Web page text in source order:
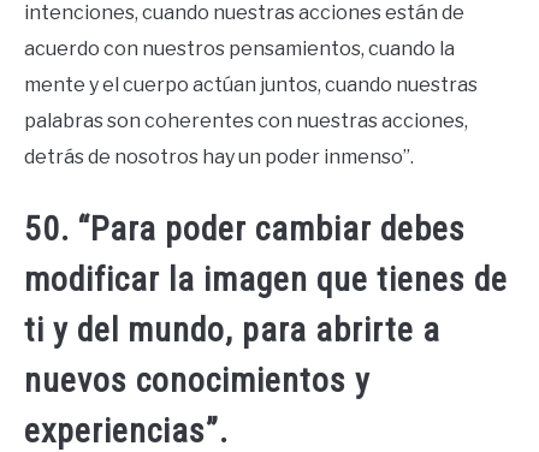
intenciones, cuando nuestras acciones están de
acuerdo con nuestros pensamientos, cuando la
mente y el cuerpo actúan juntos, cuando nuestras
palabras son coherentes con nuestras acciones,
detrás de nosotros hay un poder inmenso”.
50. “Para poder cambiar debes
modificar la imagen que tienes de
ti y del mundo, para abrirte a
nuevos conocimientos y
experiencias”.